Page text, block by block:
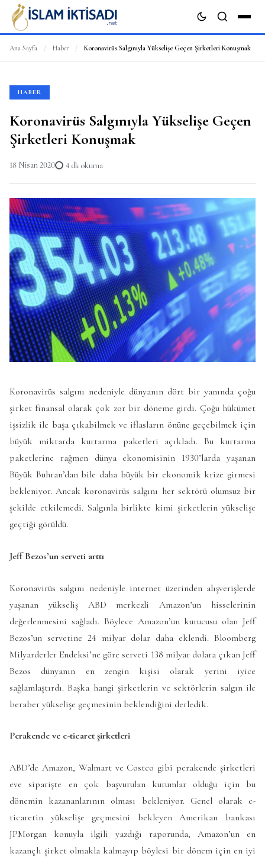
Ana Sayfa / Haber / Koronavirüs Salgınıyla Yükselişe Geçen Şirketleri Konuşmak
HABER
Koronavirüs Salgınıyla Yükselişe Geçen
Şirketleri Konuşmak
18 Nisan 2020 4 dk okuma
Koronavirüs salgını nedeniyle dünyanın dört bir yanında çoğu
şirket finansal olarak çok zor bir döneme girdi. Çoğu hükümet
işsizlik ile başa çıkabilmek ve iflasların önüne geçebilmek için
büyük miktarda kurtarma paketleri açıkladı. Bu kurtarma
paketlerine rağmen dünya ekonomisinin 1930’larda yaşanan
Büyük Buhran’dan bile daha büyük bir ekonomik krize girmesi
bekleniyor. Ancak koronavirüs salgını her sektörü olumsuz bir
şekilde etkilemedi. Salgınla birlikte kimi şirketlerin yükselişe
geçtiği görüldü.
Jeff Bezos’un serveti arttı
Koronavirüs salgını nedeniyle internet üzerinden alışverişlerde
yaşanan yükseliş ABD merkezli Amazon’un hisselerinin
değerlenmesini sağladı. Böylece Amazon’un kurucusu olan Jeff
Bezos’un servetine 24 milyar dolar daha eklendi. Bloomberg
Milyarderler Endeksi’ne göre serveti 138 milyar dolara çıkan Jeff
Bezos dünyanın en zengin kişisi olarak yerini iyice
sağlamlaştırdı. Başka hangi şirketlerin ve sektörlerin salgın ile
beraber yükselişe geçmesinin beklendiğini derledik.
Perakende ve e-ticaret şirketleri
ABD’de Amazon, Walmart ve Costco gibi perakende şirketleri
eve siparişte en çok başvurulan kurumlar olduğu için bu
dönemin kazananlarının olması bekleniyor. Genel olarak e-
ticaretin yükselişe geçmesini bekleyen Amerikan bankası
JPMorgan konuyla ilgili yazdığı raporunda, Amazon’un en
kazançlı şirket olmakla kalmayıp böylesi bir dönem için en iyi